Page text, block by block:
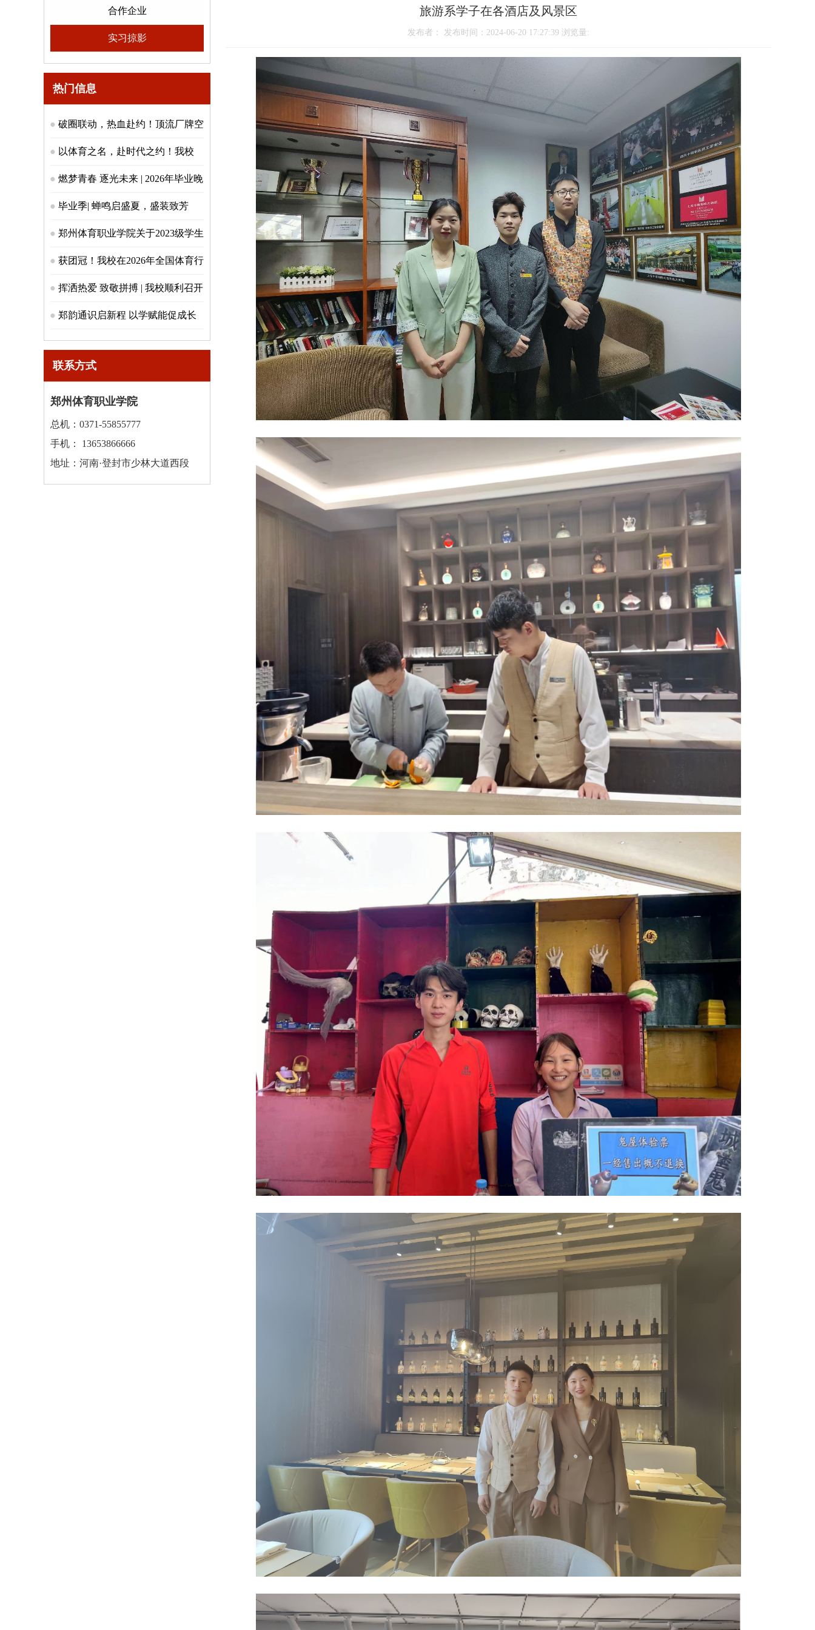
2 3
合作企业
实习掠影
热门信息
破圈联动，热血赴约！顶流厂牌空
降郑体，燃动青春篮魂！
以体育之名，赴时代之约！我校
2026 届毕业典礼圆满落幕！
燃梦青春 逐光未来 | 2026年毕业晚
会盛大落幕
毕业季| 蝉鸣启盛夏，盛装致芳
华！郑体少年，逐梦启航！
郑州体育职业学院关于2023级学生
教材费使用情况的公示
获团冠！我校在2026年全国体育行
业职业技能大赛河南省选拔赛中大
放异彩
挥洒热爱 致敬拼搏 | 我校顺利召开
“奋进杯” 球类运动会表彰大会！
郑韵通识启新程 以学赋能促成长
联系方式
郑州体育职业学院
总机：0371-55855777
手机： 13653866666
地址：河南·登封市少林大道西段
旅游系学子在各酒店及风景区
发布者： 发布时间：2024-06-20 17:27:39 浏览量: